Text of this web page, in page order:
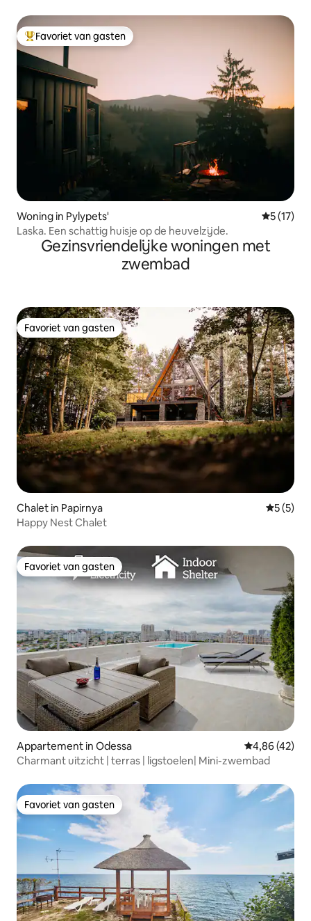
Topfavoriet van gasten
Favoriet van gasten
Woning in Pylypets'
5 (17)
Laska. Een schattig huisje op de heuvelzijde.
Gezinsvriendelijke woningen met
zwembad
Favoriet van gasten
Favoriet van gasten
Chalet in Papirnya
5 (5)
Happy Nest Chalet
Favoriet van gasten
Favoriet van gasten
Appartement in Odessa Gemiddelde
4,86 (42)
Charmant uitzicht | terras | ligstoelen| Mini-zwembad
Favoriet van gasten
Favoriet van gasten